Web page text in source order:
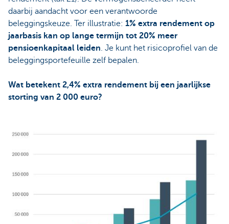
daarbij aandacht voor een verantwoorde
beleggingskeuze. Ter illustratie: 1% extra rendement op
jaarbasis kan op lange termijn tot 20% meer
pensioenkapitaal leiden. Je kunt het risicoprofiel van de
beleggingsportefeuille zelf bepalen.
Wat betekent 2,4% extra rendement bij een jaarlijkse
storting van 2 000 euro?